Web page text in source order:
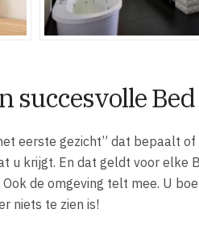
succesvolle
eerste gezicht” dat bepaalt
u krijgt. En dat geldt voor elke
de omgeving telt mee. U
niets te zien is!